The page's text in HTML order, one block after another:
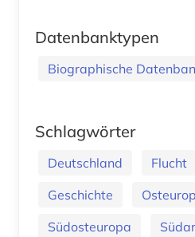
Datenbanktypen
Biographische
Schlagwörter
Deutschland Flucht
Geschichte
Südosteuropa